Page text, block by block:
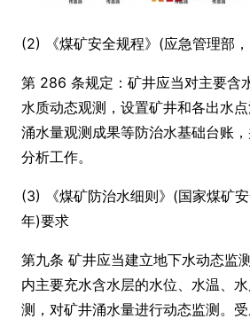
(2) 《煤矿安全规程》(应急管理部
第 286 条规定：矿井应当对主要含
水质动态观测，设置矿井和各出水
涌水量观测成果等防治水基础台账
分析工作。
(3) 《煤矿防治水细则》(国家煤矿
年)要求
第九条 矿井应当建立地下水动态监
内主要充水含水层的水位、水温、
测，对矿井涌水量进行动态监测。